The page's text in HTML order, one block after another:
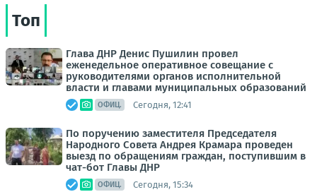
Топ
Глава ДНР Денис Пушилин провел
еженедельное оперативное совещание с
руководителями органов исполнительной
власти и главами муниципальных образований
ОФИЦ. Сегодня, 12:41
По поручению заместителя Председателя
Народного Совета Андрея Крамара проведен
выезд по обращениям граждан, поступившим в
чат-бот Главы ДНР
ОФИЦ. Сегодня, 15:34